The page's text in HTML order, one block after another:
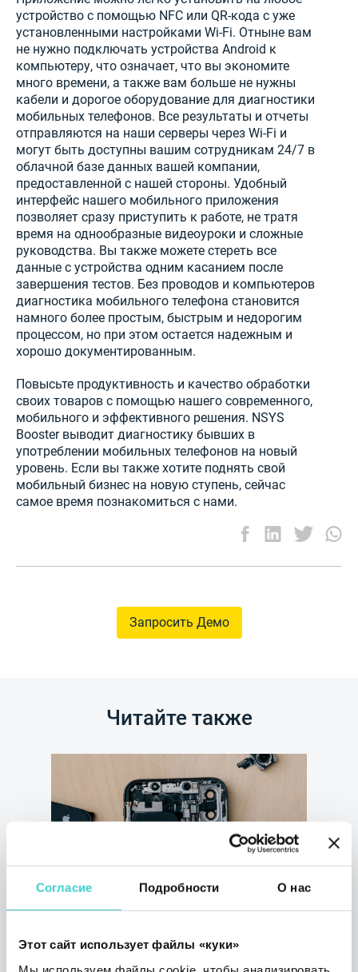
Согласие Подробности О нас
Этот сайт использует файлы «куки»
устройство с помощью NFC или QR-кода с уже
установленными настройками Wi-Fi. Отныне вам
не нужно подключать устройства Android к
компьютеру, что означает, что вы экономите
много времени, а также вам больше не нужны
кабели и дорогое оборудование для диагностики
мобильных телефонов. Все результаты и отчеты
отправляются на наши серверы через Wi-Fi и
могут быть доступны вашим сотрудникам 24/7 в
облачной базе данных вашей компании,
предоставленной с нашей стороны. Удобный
интерфейс нашего мобильного приложения
позволяет сразу приступить к работе, не тратя
время на однообразные видеоуроки и сложные
руководства. Вы также можете стереть все
данные с устройства одним касанием после
завершения тестов. Без проводов и компьютеров
диагностика мобильного телефона становится
намного более простым, быстрым и недорогим
процессом, но при этом остается надежным и
хорошо документированным.
Повысьте продуктивность и качество обработки
своих товаров с помощью нашего современного,
мобильного и эффективного решения. NSYS
Booster выводит диагностику бывших в
употреблении мобильных телефонов на новый
уровень. Если вы также хотите поднять свой
мобильный бизнес на новую ступень, сейчас
самое время познакомиться с нами.
Запросить Демо
Читайте также
детали iPhone с помощью
NSYS Diagnostics